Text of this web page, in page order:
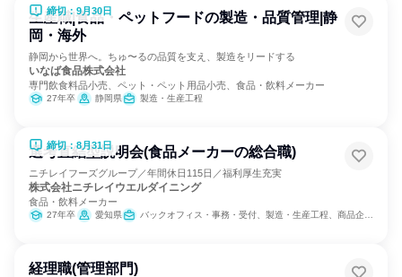
締切：9月30日
生産職|食品・ペットフードの製造・品質管理|静
岡・海外
静岡から世界へ。ちゅ〜るの品質を支え、製造をリードする
いなば食品株式会社
専門飲食料品小売、ペット・ペット用品小売、食品・飲料メーカー
27年卒 静岡県 製造・生産工程
締切：8月31日
選考直結型説明会(食品メーカーの総合職)
ニチレイフーズグループ／年間休日115日／福利厚生充実
株式会社ニチレイウエルダイニング
食品・飲料メーカー
27年卒 愛知県 バックオフィス・事務・受付、製造・生産工程、商品企画、経理/税務/財務、人事、総務、法務/知財、建築/土木/プラント専門職
経理職(管理部門)